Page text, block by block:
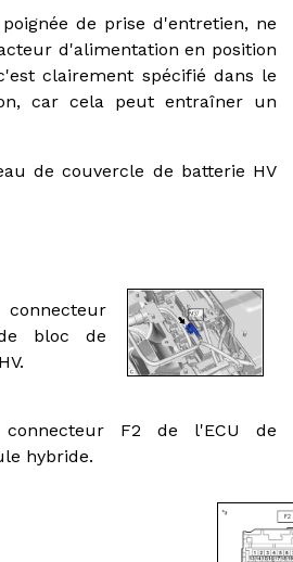
de prise d'entretien, ne
d'alimentation en position
clairement spécifié dans le
car cela peut entraîner un
de couvercle de batterie HV
bloc de
F2 de l'ECU de
hybride.